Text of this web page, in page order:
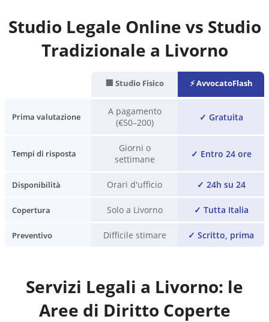
Studio Legale Online vs Studio
Tradizionale a Livorno
🏢 Studio Fisico ⚡ AvvocatoFlash
Prima valutazione
A pagamento
(€50–200)
✓ Gratuita
Tempi di risposta
Giorni o
settimane
✓ Entro 24 ore
Disponibilità Orari d'ufficio ✓ 24h su 24
Copertura Solo a Livorno ✓ Tutta Italia
Preventivo Difficile stimare ✓ Scritto, prima
Servizi Legali a Livorno: le
Aree di Diritto Coperte